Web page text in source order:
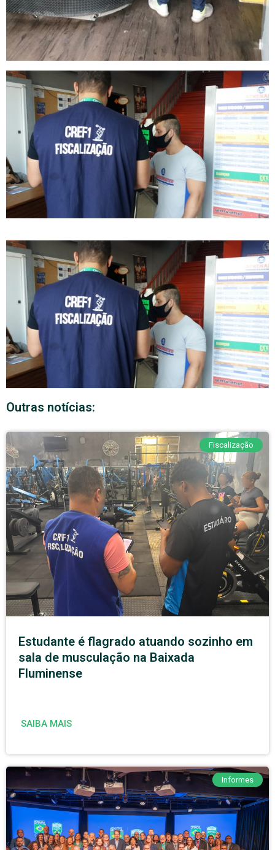
Outras notícias:
Fiscalização
Estudante é flagrado atuando sozinho em
sala de musculação na Baixada
Fluminense
SAIBA MAIS
Informes